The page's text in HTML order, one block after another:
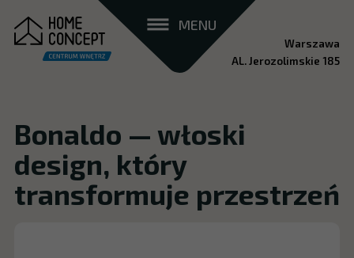
MENU
Warszawa
AL. Jerozolimskie 185
Bonaldo — włoski
design, który
transformuje przestrzeń